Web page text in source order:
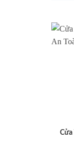
Cửa